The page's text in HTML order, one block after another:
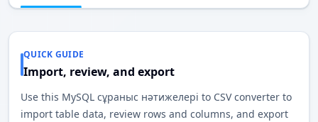
QUICK GUIDE
Import, review, and export
Use this MySQL сұраныс нәтижелері to CSV converter to
import table data, review rows and columns, and export